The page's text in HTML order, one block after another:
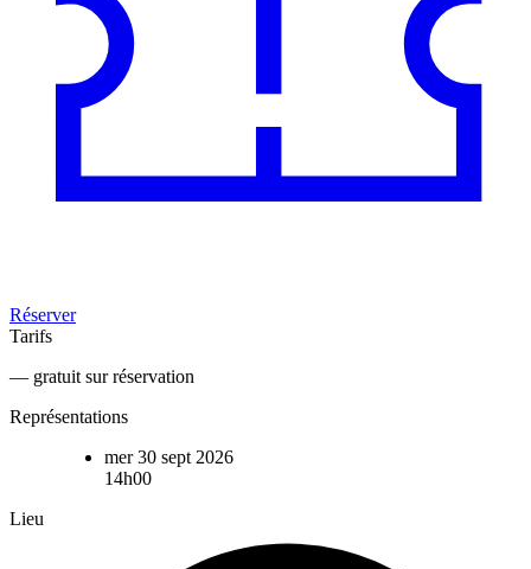
Réserver
Tarifs
— gratuit sur réservation
Représentations
mer 30 sept 2026
14h00
Lieu